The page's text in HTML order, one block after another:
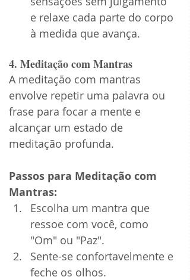
e relaxe cada parte do corpo
à medida que avança.
4. Meditação com Mantras
A meditação com mantras
envolve repetir uma palavra ou
frase para focar a mente e
alcançar um estado de
meditação profunda.
Passos para Meditação com
Mantras:
Escolha um mantra que
ressoe com você, como
"Om" ou "Paz".
Sente-se confortavelmente e
feche os olhos.